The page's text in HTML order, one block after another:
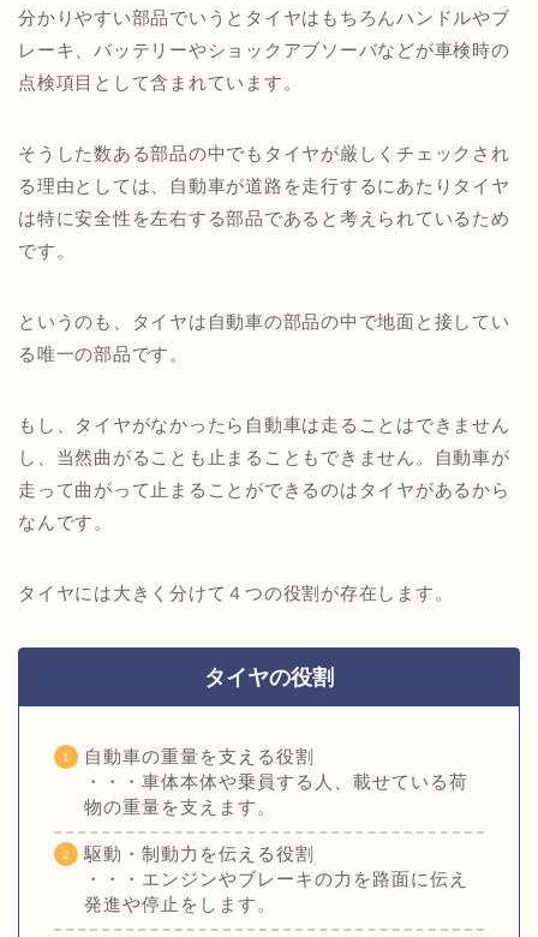
分かりやすい部品でいうとタイヤはもちろんハンドルやブ
レーキ、バッテリーやショックアブソーバなどが車検時の
点検項目として含まれています。
そうした数ある部品の中でもタイヤが厳しくチェックされ
る理由としては、自動車が道路を走行するにあたりタイヤ
は特に安全性を左右する部品であると考えられているため
です。
というのも、タイヤは自動車の部品の中で地面と接してい
る唯一の部品です。
もし、タイヤがなかったら自動車は走ることはできません
し、当然曲がることも止まることもできません。自動車が
走って曲がって止まることができるのはタイヤがあるから
なんです。
タイヤには大きく分けて４つの役割が存在します。
タイヤの役割
自動車の重量を支える役割
・・・車体本体や乗員する人、載せている荷
物の重量を支えます。
駆動・制動力を伝える役割
・・・エンジンやブレーキの力を路面に伝え
発進や停止をします。